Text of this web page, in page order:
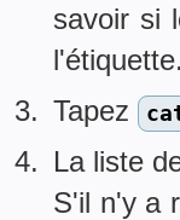
savoir si
Tapez
La liste
S'il n'y a